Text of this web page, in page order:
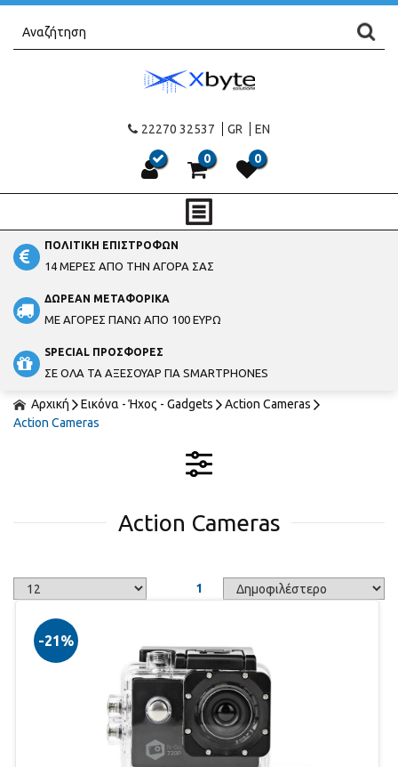
22270 32537 GR EN
0 0
ΠΟΛΙΤΙΚΗ ΕΠΙΣΤΡΟΦΩΝ
14 ΜΕΡΕΣ ΑΠΟ ΤΗΝ ΑΓΟΡΑ ΣΑΣ
ΔΩΡΕΑΝ ΜΕΤΑΦΟΡΙΚΑ
ΜΕ ΑΓΟΡΕΣ ΠΑΝΩ ΑΠΟ 100 ΕΥΡΩ
SPECIAL ΠΡΟΣΦΟΡΕΣ
ΣΕ ΟΛΑ ΤΑ ΑΞΕΣΟΥΑΡ ΓΙΑ SMARTPHONES
Αρχική Εικόνα - Ήχος - Gadgets
Action Cameras
Action Cameras
Action Cameras
1
-21%